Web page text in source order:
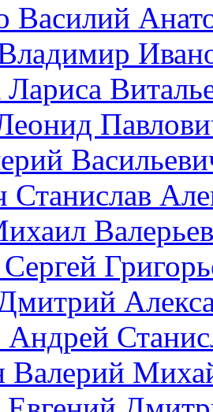
Василий
Лариса
Станислав
Валерий